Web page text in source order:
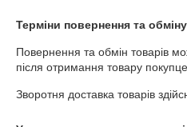
Терміни повернення та обміну
Повернення та обмін товарів
після отримання товару
Зворотня доставка товарів